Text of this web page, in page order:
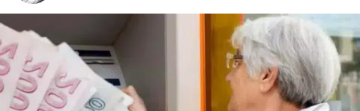
Çanakkale
Çankırı
Çorum